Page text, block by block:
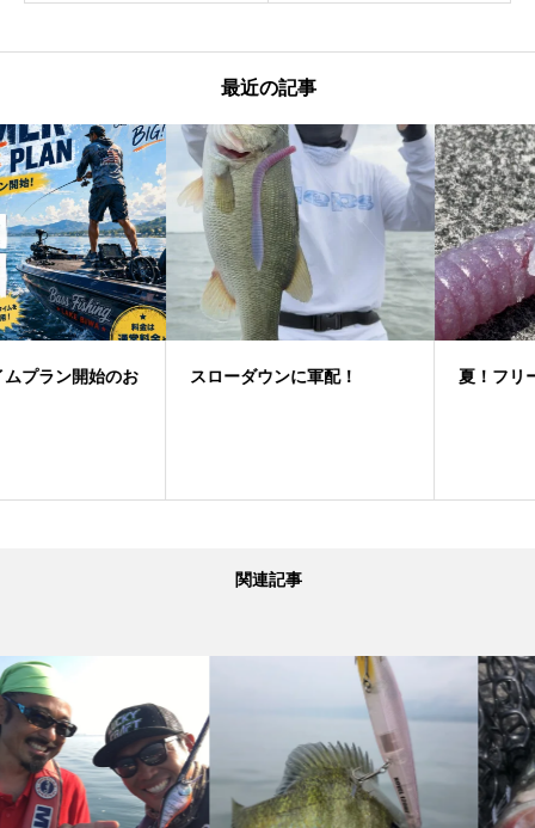
最近の記事
スローダウンに軍配！ 夏！フリーリグゲーム
関連記事